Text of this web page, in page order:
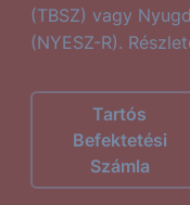
(TBSZ) vagy
(NYESZ-R).
Tartós
Befektetési
Számla